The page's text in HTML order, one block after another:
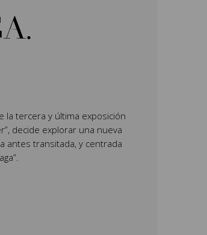
la tercera y última exposición
decide explorar una nueva
antes transitada, y centrada